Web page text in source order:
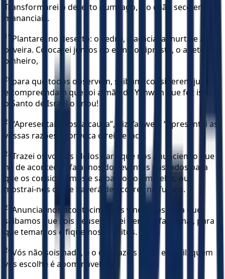
Transformarei o deserto num lago, e o chão seco em
mananciais.
19 Plantarei no deserto: o cedro, a acácia, a murta e a
oliveira. Colocarei juntos no ermo o cipreste, o abeto e o
pinheiro,
20 para que todos observem, saibam, considerem juntos
e compreendam que foi a mão de Yahweh que fez isso, e
o Santo de Israel o criou!
21
“Apresentai a vossa causa”, diz Yahweh. “Apresentai as
vossas razões”, convoca o rei de Jacó.
22 Trazei os vossos ídolos para que nos anunciem o que
há de acontecer; falai-nos dos eventos passados para
que os consideremos e saibamos o fim deles; ou
mostrai-nos o que haverá de ocorrer no futuro.
23 Anunciai-nos acontecimentos vindouros para que
saibamos que sois deuses; fazei bem ou fazei mal, para
que temamos e fiquemos atônitos.
24 Vós não sois nada, e o que fazeis é vão e inútil; quem
vos escolhe é abominável!